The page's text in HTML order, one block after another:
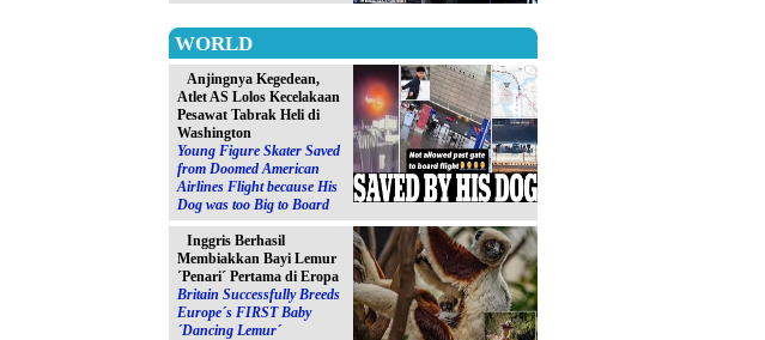
WORLD
Anjingnya Kegedean,
Atlet AS Lolos Kecelakaan
Pesawat Tabrak Heli di
Washington
Young Figure Skater Saved
from Doomed American
Airlines Flight because His
Dog was too Big to Board
Inggris Berhasil
Membiakkan Bayi Lemur
´Penari´ Pertama di Eropa
Britain Successfully Breeds
Europe´s FIRST Baby
´Dancing Lemur´